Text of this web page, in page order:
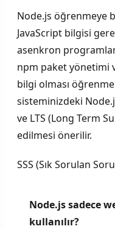
Node.js öğrenmeye
JavaScript bilgisi
asenkron
npm paket yönetimi
bilgi olması öğrenme
sisteminizdeki
ve LTS (Long Term
edilmesi önerilir.
SSS (Sık Sorulan
Node.js sadece
kullanılır?